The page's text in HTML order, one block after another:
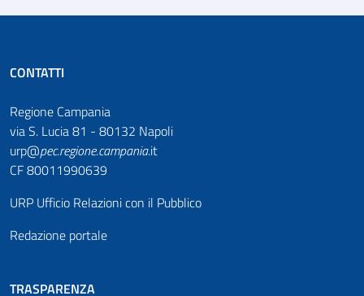
CONTATTI
Regione Campania
via S. Lucia 81 - 80132 Napoli
urp@pec.regione.campania.it
CF 80011990639
URP Ufficio Relazioni con il Pubblico
Redazione portale
TRASPARENZA